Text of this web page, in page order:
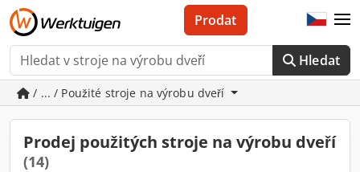
Hledat
Prodat
/ ... / Použité stroje na výrobu dveří
Prodej použitých stroje na výrobu dveří
(14)